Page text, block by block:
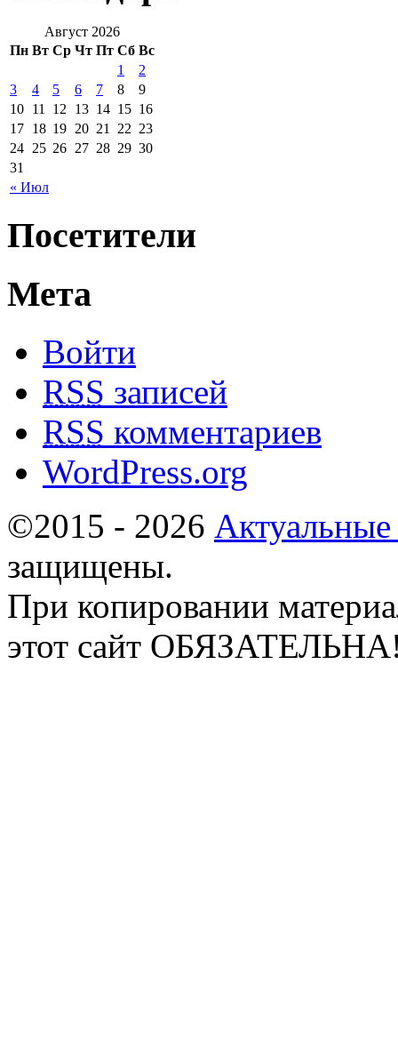
Август 2026
Пн Вт Ср Чт Пт Сб Вс
« Июл
1
2
3
4 5 6 7 8
9
10 11 12 13 14 15 16
17 18 19 20 21 22 23
24 25 26 27 28 29 30
31
Посетители
Мета
Войти
RSS записей
RSS комментариев
WordPress.org
©2015 - 2026
защищены.
При копировании
этот сайт